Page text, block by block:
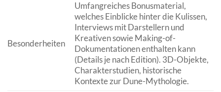
Besonderheiten
Umfangreiches Bonusmaterial,
welches Einblicke hinter die Kulissen,
Interviews mit Darstellern und
Kreativen sowie Making-of-
Dokumentationen enthalten kann
(Details je nach Edition). 3D-Objekte,
Charakterstudien, historische
Kontexte zur Dune-Mythologie.